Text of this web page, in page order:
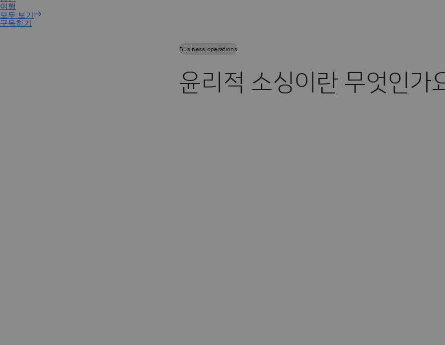
구독하기
Business operations
윤리적 소싱이란 무엇인가